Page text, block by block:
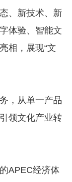
、新技术、新
体验、智能文
相，展现“文
，从单一产品
领文化产业转
APEC经济体